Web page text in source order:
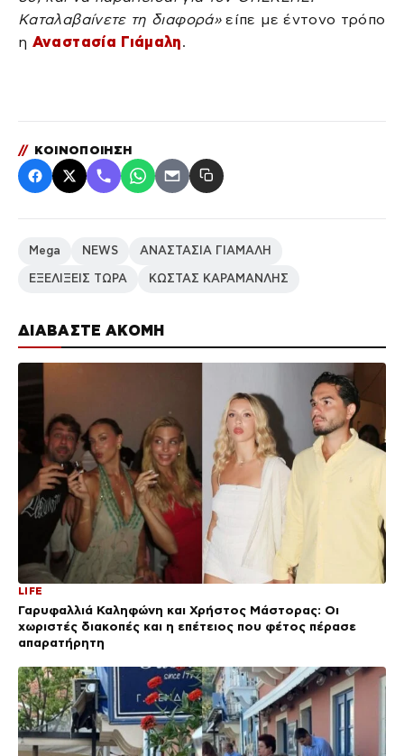
ΔΙΑΒΑΣΤΕ ΑΚΟΜΗ
LIFE
Γαρυφαλλιά Καληφώνη και Χρήστος Μάστορας: Οι
χωριστές διακοπές και η επέτειος που φέτος πέρασε
απαρατήρητη
Καταλαβαίνετε τη διαφορά»είπε με έντονο τρόπο
η Αναστασία Γιάμαλη.
// ΚΟΙΝΟΠΟΙΗΣΗ
Mega NEWS ΑΝΑΣΤΑΣΙΑ ΓΙΑΜΑΛΗ
ΕΞΕΛΙΞΕΙΣ ΤΩΡΑ ΚΩΣΤΑΣ ΚΑΡΑΜΑΝΛΗΣ